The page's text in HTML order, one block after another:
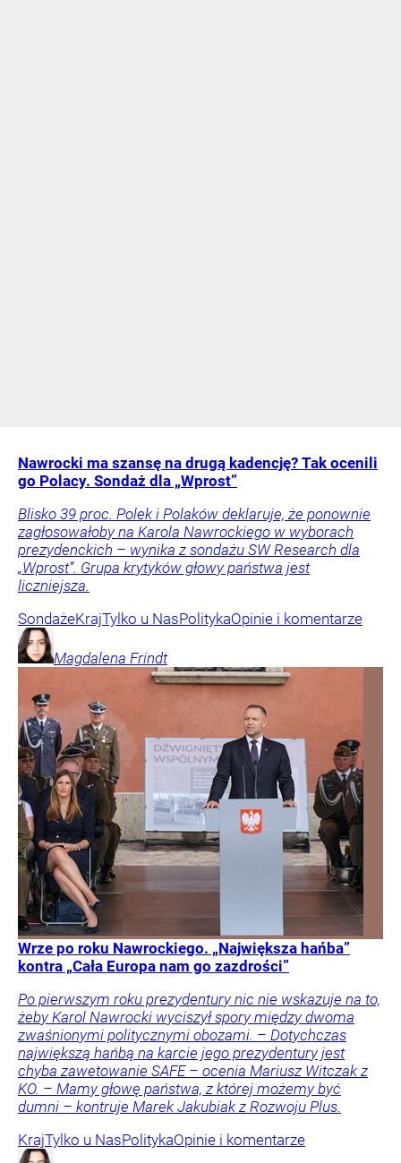
Nawrocki ma szansę na drugą kadencję? Tak ocenili
go Polacy. Sondaż dla „Wprost”
Blisko 39 proc. Polek i Polaków deklaruje, że ponownie
zagłosowałoby na Karola Nawrockiego w wyborach
prezydenckich – wynika z sondażu SW Research dla
„Wprost”. Grupa krytyków głowy państwa jest
liczniejsza.
SondażeKrajTylko u NasPolitykaOpinie i komentarze
Magdalena Frindt
Wrze po roku Nawrockiego. „Największa hańba”
kontra „Cała Europa nam go zazdrości”
Po pierwszym roku prezydentury nic nie wskazuje na to,
żeby Karol Nawrocki wyciszył spory między dwoma
zwaśnionymi politycznymi obozami. – Dotychczas
największą hańbą na karcie jego prezydentury jest
chyba zawetowanie SAFE – ocenia Mariusz Witczak z
KO. – Mamy głowę państwa, z której możemy być
dumni – kontruje Marek Jakubiak z Rozwoju Plus.
KrajTylko u NasPolitykaOpinie i komentarze